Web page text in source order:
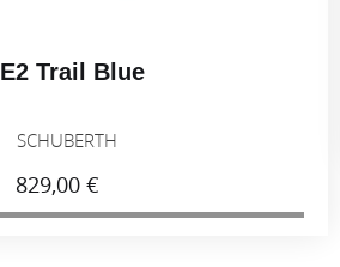
E2 Trail Blue
SCHUBERTH
829,00 €